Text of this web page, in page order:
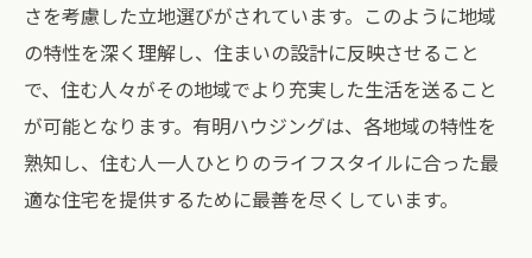
防犯性能を高める設計工夫
家族の絆を深める居住プラン
静かな環境がもたらす心地よさ
自由な設計が可能な一戸建で個性豊かな暮らし
を実現
さを考慮した立地選びがされています。このように地域
の特性を深く理解し、住まいの設計に反映させること
で、住む人々がその地域でより充実した生活を送ること
が可能となります。有明ハウジングは、各地域の特性を
熟知し、住む人一人ひとりのライフスタイルに合った最
適な住宅を提供するために最善を尽くしています。